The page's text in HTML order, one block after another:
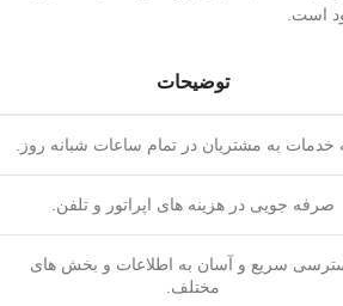
است.
توضیحات
خدمات به مشتریان در تمام ساعات شبانه روز.
صرفه جویی در هزینه های اپراتور و تلفن.
سریع و آسان به اطلاعات و بخش های
مختلف.